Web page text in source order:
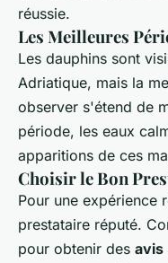
réussie.
Les Meilleures
Les dauphins sont
Adriatique, mais la
observer s'étend de
période, les eaux
apparitions de ces
Choisir le Bon
Pour une expérience
prestataire réputé.
pour obtenir des avis